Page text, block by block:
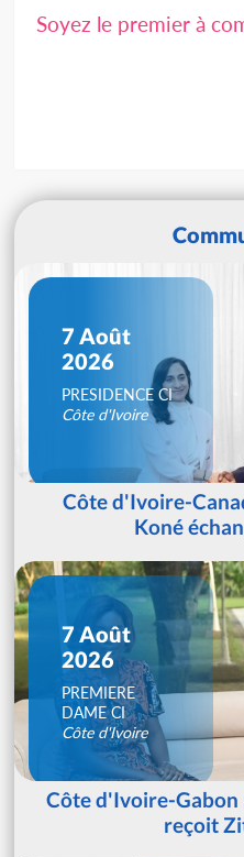
Soyez le premier à
7 Août
2026
PRESIDENCE CI
Côte d'Ivoire
Côte d'Ivoire-
Koné
7 Août
2026
PREMIERE
DAME CI
Côte d'Ivoire
Côte d'Ivoire-
reçoit